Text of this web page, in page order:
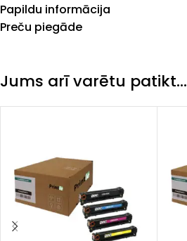
Papildu informācija
Preču piegāde
Jums arī varētu patikt…